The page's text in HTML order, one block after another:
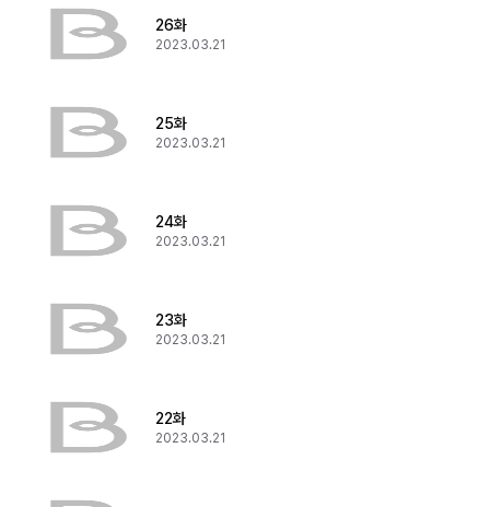
26화
2023.03.21
25화
2023.03.21
24화
2023.03.21
23화
2023.03.21
22화
2023.03.21